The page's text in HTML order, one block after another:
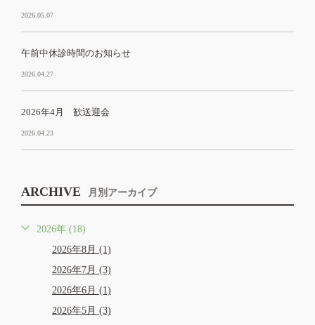
2026.05.07
午前中休診時間のお知らせ
2026.04.27
2026年4月 歓送迎会
2026.04.23
ARCHIVE 月別アーカイブ
2026年 (18)
2026年8月 (1)
2026年7月 (3)
2026年6月 (1)
2026年5月 (3)